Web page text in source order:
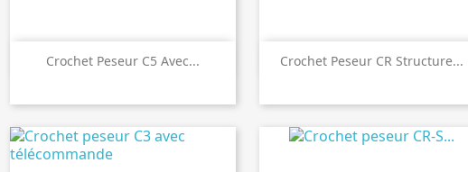
Crochet Peseur C5 Avec...
 Aperçu rapide Crochet Peseur CR Structure...
 Aperçu rapide